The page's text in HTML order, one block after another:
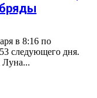
в 8:16 по
следующего дня.
Луна...